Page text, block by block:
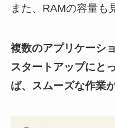
また、RAMの容量も
複数のアプリケーシ
スタートアップにと
ば、スムーズな作業